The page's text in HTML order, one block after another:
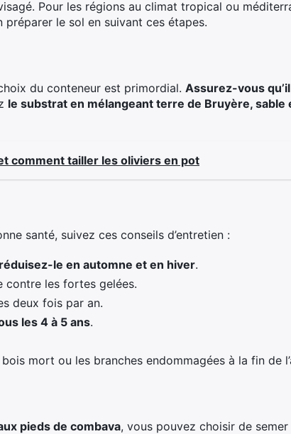
Pour les régions au climat tropical ou
préparer le sol en suivant ces étapes.
du conteneur est primordial. Assurez-vous
le substrat en mélangeant terre de Bruyère,
comment tailler les oliviers en pot
santé, suivez ces conseils d’entretien :
réduisez-le en automne et en hiver.
contre les fortes gelées.
deux fois par an.
les 4 à 5 ans.
mort ou les branches endommagées à la fin de
pieds de combava, vous pouvez choisir de